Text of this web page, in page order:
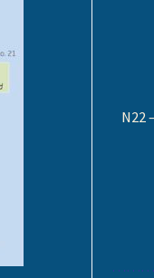
N22